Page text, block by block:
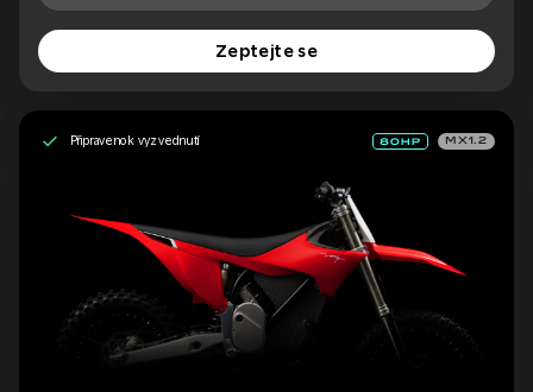
Zeptejte se
Připraveno k vyzvednutí MX1.2